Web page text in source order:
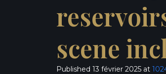
scene
Published 13 février 2025 at